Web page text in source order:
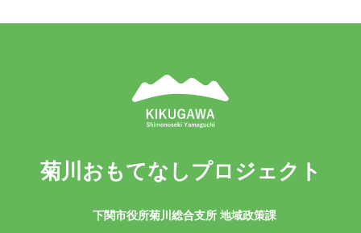
菊川おもてなしプロジェクト
下関市役所菊川総合支所 地域政策課